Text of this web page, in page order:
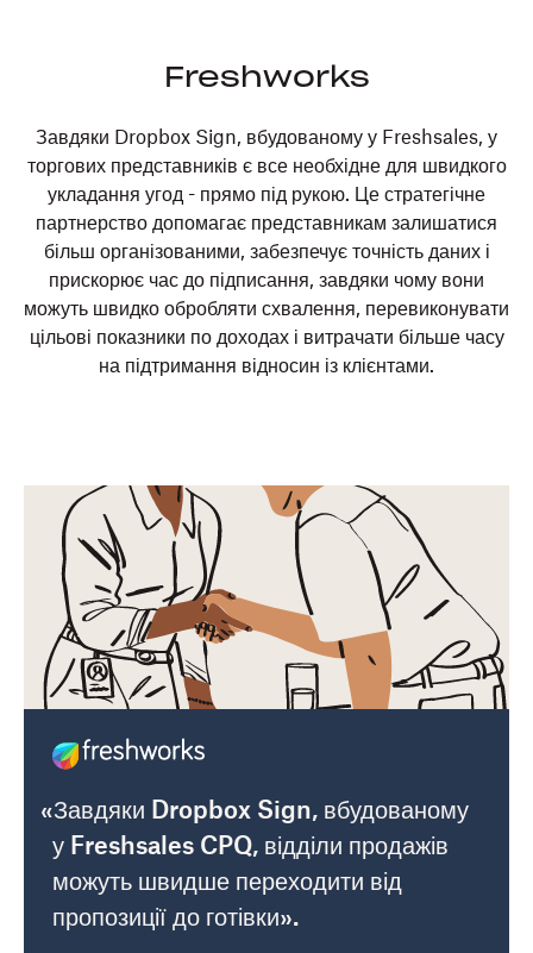
Freshworks
Завдяки Dropbox Sign, вбудованому у Freshsales, у
торгових представників є все необхідне для швидкого
укладання угод - прямо під рукою. Це стратегічне
партнерство допомагає представникам залишатися
більш організованими, забезпечує точність даних і
прискорює час до підписання, завдяки чому вони
можуть швидко обробляти схвалення, перевиконувати
цільові показники по доходах і витрачати більше часу
на підтримання відносин із клієнтами.
«Завдяки Dropbox Sign, вбудованому
у Freshsales CPQ, відділи продажів
можуть швидше переходити від
пропозиції до готівки».